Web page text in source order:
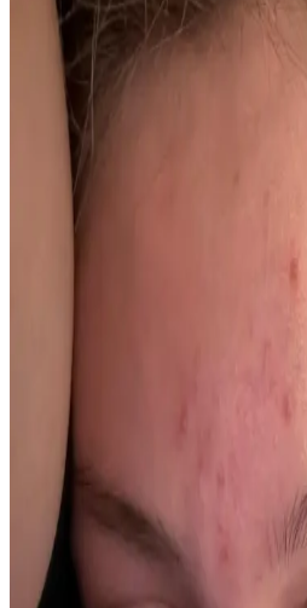
Vichy Stress Terleme
Deodorantı Günlük Koruma
Vichy Stress Terleme Karşıtı Yoğun
terleme ve kötü kokuları önlerken
paraben içermeyen formülüyle gün
Hd Pluss 6'lı Ayak Koku
Kullanım Avantajları
Hd Pluss'un 6'lı ayak koku pudrası,
kuru ayaklar sağlar, ekonomik ve
Duransol Free Feet Ayak
Rahatlık İçin Etkili Çözüm
Duransol Free Feet Ayak Spreyi,
çatlaklara karşı hızlı etkili, doğal
güvenilir bir bakım ürünüdür.
Göğüs Bölgesinde Akne
Yöntemleri Hakkında Bilgi
Göğüs bölgesinde akne, terleme,